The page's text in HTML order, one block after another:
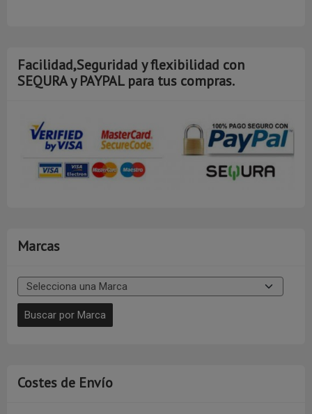
Facilidad,Seguridad y flexibilidad con
SEQURA y PAYPAL para tus compras.
Marcas
Costes de Envío